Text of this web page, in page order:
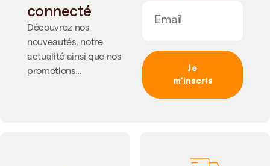
connecté
Découvrez nos
nouveautés, notre
actualité ainsi que nos
promotions...
Je
m'inscris